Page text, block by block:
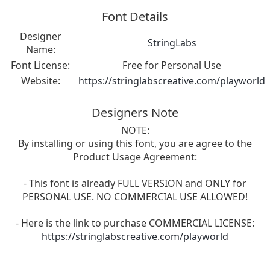
Font Details
Designer
Name:
StringLabs
Font License:
Free for Personal Use
Website:
https://stringlabscreative.com/playworld
Designers Note
NOTE:
By installing or using this font, you are agree to the
Product Usage Agreement:
- This font is already FULL VERSION and ONLY for
PERSONAL USE. NO COMMERCIAL USE ALLOWED!
- Here is the link to purchase COMMERCIAL LICENSE:
https://stringlabscreative.com/playworld